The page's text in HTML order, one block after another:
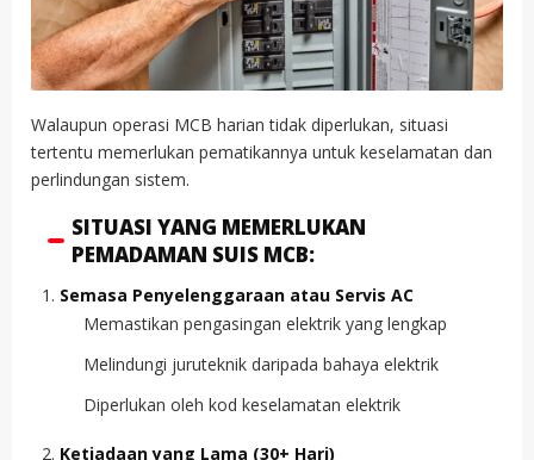
Walaupun operasi MCB harian tidak diperlukan, situasi
tertentu memerlukan pematikannya untuk keselamatan dan
perlindungan sistem.
SITUASI YANG MEMERLUKAN
PEMADAMAN SUIS MCB:
Semasa Penyelenggaraan atau Servis AC
Memastikan pengasingan elektrik yang lengkap
Melindungi juruteknik daripada bahaya elektrik
Diperlukan oleh kod keselamatan elektrik
Ketiadaan yang Lama (30+ Hari)